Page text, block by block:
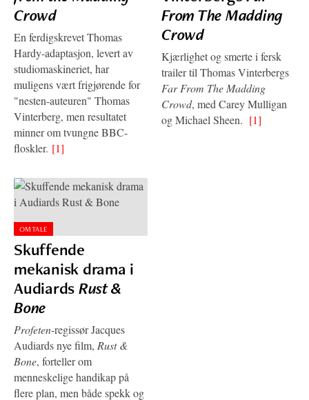
Crowd
En ferdigskrevet Thomas
Hardy-adaptasjon, levert av
studiomaskineriet, har
muligens vært frigjørende for
"nesten-auteuren" Thomas
Vinterberg, men resultatet
minner om tvungne BBC-
floskler. [1]
From The Madding
Crowd
Kjærlighet og smerte i fersk
trailer til Thomas Vinterbergs
Far From The Madding
Crowd, med Carey Mulligan
og Michael Sheen. [1]
OMTALE
Skuffende
mekanisk drama i
AudiardsRust &
Bone
Profeten-regissør Jacques
Audiards nye film, Rust &
Bone, forteller om
menneskelige handikap på
flere plan, men både spekk og